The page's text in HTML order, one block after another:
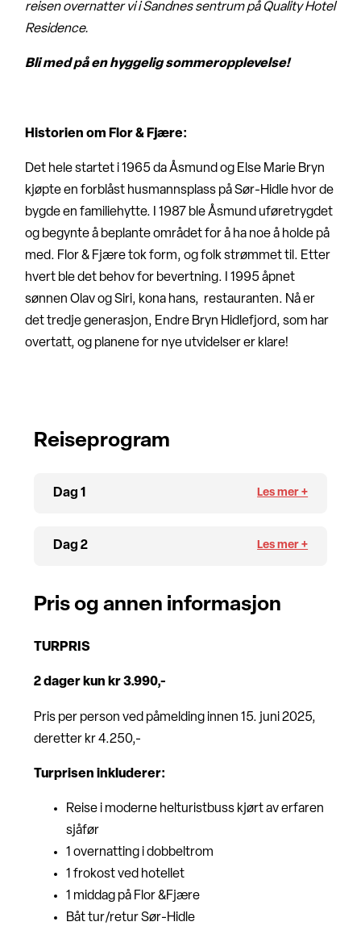
reisen overnatter vi i Sandnes sentrum på Quality Hotel
Residence.
Bli med på en hyggelig sommeropplevelse!
Historien om Flor & Fjære:
Det hele startet i 1965 da Åsmund og Else Marie Bryn
kjøpte en forblåst husmannsplass på Sør-Hidle hvor de
bygde en familiehytte. I 1987 ble Åsmund uføretrygdet
og begynte å beplante området for å ha noe å holde på
med. Flor & Fjære tok form, og folk strømmet til. Etter
hvert ble det behov for bevertning. I 1995 åpnet
sønnen Olav og Siri, kona hans, restauranten. Nå er
det tredje generasjon, Endre Bryn Hidlefjord, som har
overtatt, og planene for nye utvidelser er klare!
Reiseprogram
Dag 1
Dag 2
Pris og annen informasjon
TURPRIS
2 dager kun kr 3.990,-
Pris per person ved påmelding innen 15. juni 2025,
deretter kr 4.250,-
Turprisen inkluderer:
Reise i moderne helturistbuss kjørt av erfaren
sjåfør
1 overnatting i dobbeltrom
1 frokost ved hotellet
1 middag på Flor &Fjære
Båt tur/retur Sør-Hidle